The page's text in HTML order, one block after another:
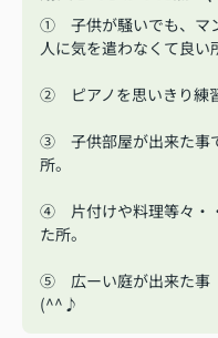
① 子供が騒いでも、マ
人に気を遣わなくて良い
② ピアノを思いきり練
③ 子供部屋が出来た事
所。
④ 片付けや料理等々・
た所。
⑤ 広ーい庭が出来た
(^^♪